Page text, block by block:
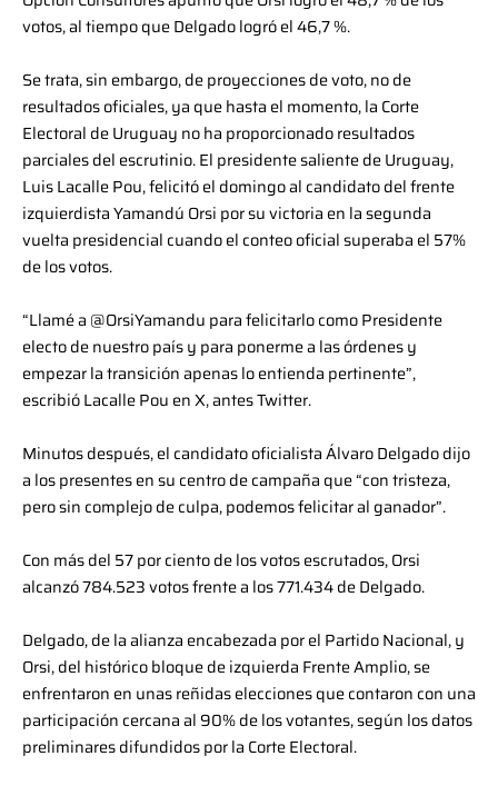
votos, al tiempo que Delgado logró el 46,7 %.
Se trata, sin embargo, de proyecciones de voto, no de
resultados oficiales, ya que hasta el momento, la Corte
Electoral de Uruguay no ha proporcionado resultados
parciales del escrutinio. El presidente saliente de Uruguay,
Luis Lacalle Pou, felicitó el domingo al candidato del frente
izquierdista Yamandú Orsi por su victoria en la segunda
vuelta presidencial cuando el conteo oficial superaba el 57%
de los votos.
“Llamé a @OrsiYamandu para felicitarlo como Presidente
electo de nuestro país y para ponerme a las órdenes y
empezar la transición apenas lo entienda pertinente”,
escribió Lacalle Pou en X, antes Twitter.
Minutos después, el candidato oficialista Álvaro Delgado dijo
a los presentes en su centro de campaña que “con tristeza,
pero sin complejo de culpa, podemos felicitar al ganador”.
Con más del 57 por ciento de los votos escrutados, Orsi
alcanzó 784.523 votos frente a los 771.434 de Delgado.
Delgado, de la alianza encabezada por el Partido Nacional, y
Orsi, del histórico bloque de izquierda Frente Amplio, se
enfrentaron en unas reñidas elecciones que contaron con una
participación cercana al 90% de los votantes, según los datos
preliminares difundidos por la Corte Electoral.